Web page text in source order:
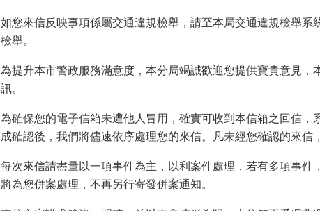
如您來信反映事項係屬交通違規檢舉，請至本局交通違規檢舉系
檢舉。
為提升本市警政服務滿意度，本分局竭誠歡迎您提供寶貴意見
訊。
為確保您的電子信箱未遭他人冒用，確實可收到本信箱之回信
成確認後，我們將儘速依序處理您的來信。凡未經您確認的來信
每次來信請盡量以一項事件為主，以利案件處理，若有多項事
將為您併案處理，不再另行寄發併案通知。